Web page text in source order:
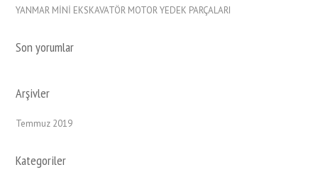
YANMAR MİNİ EKSKAVATÖR MOTOR YEDEK PARÇALARI
Son yorumlar
Arşivler
Temmuz 2019
Kategoriler